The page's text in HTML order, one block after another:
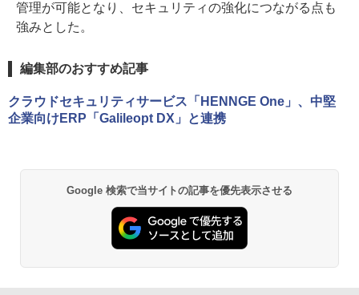
管理が可能となり、セキュリティの強化につながる点も
強みとした。
編集部のおすすめ記事
クラウドセキュリティサービス「HENNGE One」、中堅
企業向けERP「Galileopt DX」と連携
Google 検索で当サイトの記事を優先表示させる